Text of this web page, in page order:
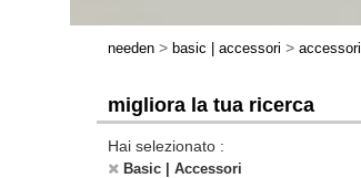
needen > basic | accessori > accessori
migliora la tua ricerca
Hai selezionato :
Basic | Accessori